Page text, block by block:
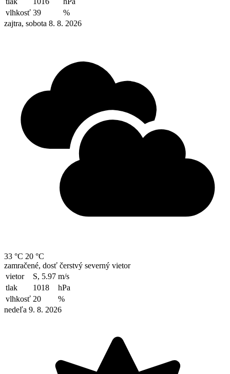
vlhkosť 39
%
zajtra, sobota 8. 8. 2026
33 °C 20 °C
zamračené, dosť čerstvý severný vietor
vietor
S, 5.97 m/s
tlak
1018
hPa
vlhkosť 20
%
nedeľa 9. 8. 2026